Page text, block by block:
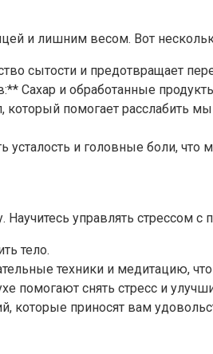
и лишним весом. Вот
сытости и предотвращает
Сахар и обработанные
помогает расслабить
и головные боли, что
управлять стрессом
тело.
техники и медитацию,
помогают снять стресс и
приносят вам